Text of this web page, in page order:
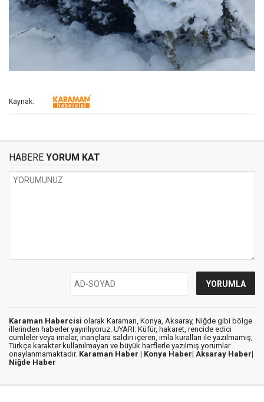
Kaynak:
HABERE YORUM KAT
Karaman Habercisi olarak Karaman, Konya, Aksaray, Niğde gibi bölge
illerinden haberler yayınlıyoruz. UYARI: Küfür, hakaret, rencide edici
cümleler veya imalar, inançlara saldırı içeren, imla kuralları ile yazılmamış,
Türkçe karakter kullanılmayan ve büyük harflerle yazılmış yorumlar
onaylanmamaktadır. Karaman Haber | Konya Haber| Aksaray Haber|
Niğde Haber